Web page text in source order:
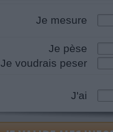
Je mesure
Je pèse
Je voudrais peser
J'ai